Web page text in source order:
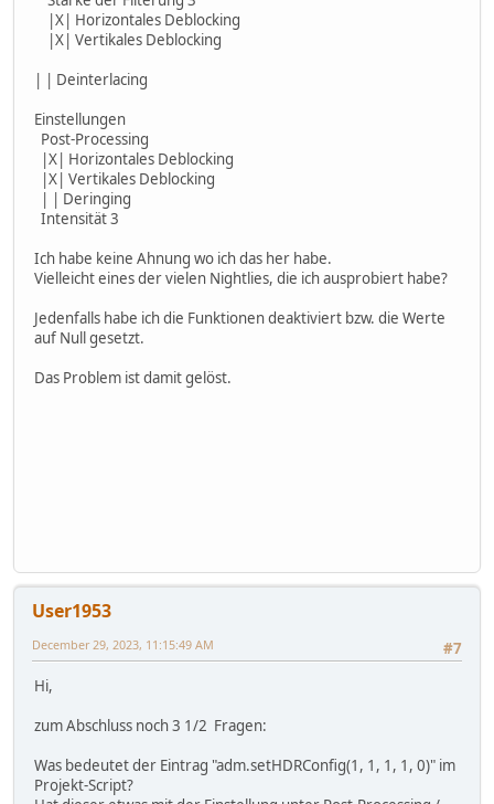
|X| Horizontales Deblocking
|X| Vertikales Deblocking
| | Deinterlacing
Einstellungen
Post-Processing
|X| Horizontales Deblocking
|X| Vertikales Deblocking
| | Deringing
Intensität 3
Ich habe keine Ahnung wo ich das her habe.
Vielleicht eines der vielen Nightlies, die ich ausprobiert habe?
Jedenfalls habe ich die Funktionen deaktiviert bzw. die Werte
auf Null gesetzt.
Das Problem ist damit gelöst.
User1953
#7
December 29, 2023, 11:15:49 AM
Hi,
zum Abschluss noch 3 1/2 Fragen:
Was bedeutet der Eintrag "adm.setHDRConfig(1, 1, 1, 1, 0)" im
Projekt-Script?